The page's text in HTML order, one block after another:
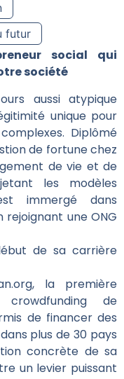
futur
social qui
société
aussi atypique
unique pour
Diplômé
de fortune chez
de vie et de
les modèles
immergé dans
rejoignant une ONG
de sa carrière
la première
de
de financer des
plus de 30 pays
concrète de sa
un levier puissant